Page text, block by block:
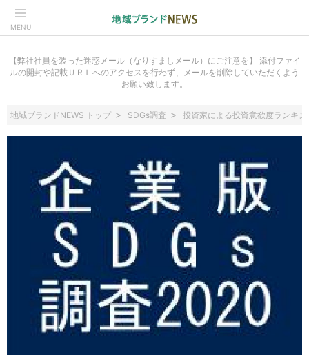
MENU
【弊社社員を装った迷惑メール（なりすましメール）にご注意を】 添付ファイ
ルの開封や記載ＵＲＬへのアクセスを行わず、メールを削除していただくよう
お願い致します。
地域ブランドNEWS トップ SDGs調査 投資家による投資意欲度ランキ